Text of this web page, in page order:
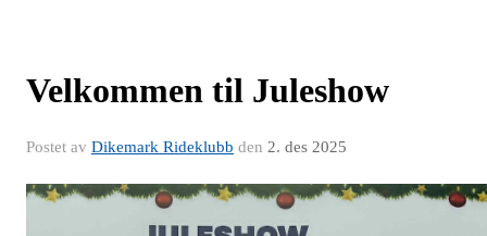
Velkommen til Juleshow
Postet av Dikemark Rideklubb den 2. des 2025